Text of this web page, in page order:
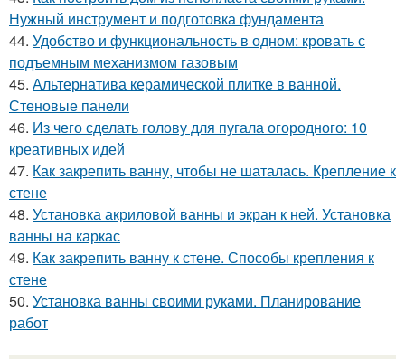
Нужный инструмент и подготовка фундамента
44. Удобство и функциональность в одном: кровать с
подъемным механизмом газовым
45. Альтернатива керамической плитке в ванной.
Стеновые панели
46. Из чего сделать голову для пугала огородного: 10
креативных идей
47. Как закрепить ванну, чтобы не шаталась. Крепление к
стене
48. Установка акриловой ванны и экран к ней. Установка
ванны на каркас
49. Как закрепить ванну к стене. Способы крепления к
стене
50. Установка ванны своими руками. Планирование
работ